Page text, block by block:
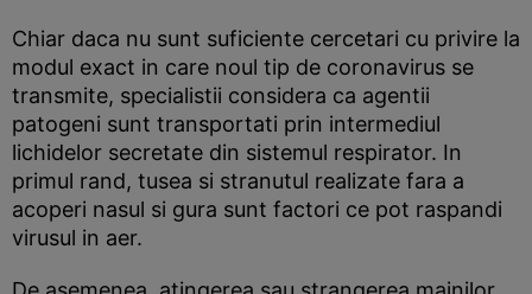
Chiar daca nu sunt suficiente cercetari cu privire la
modul exact in care noul tip de coronavirus se
transmite, specialistii considera ca agentii
patogeni sunt transportati prin intermediul
lichidelor secretate din sistemul respirator. In
primul rand, tusea si stranutul realizate fara a
acoperi nasul si gura sunt factori ce pot raspandi
virusul in aer.